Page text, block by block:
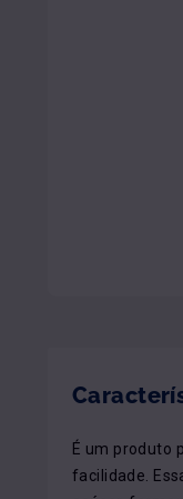
É um produto
facilidade.